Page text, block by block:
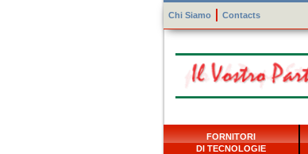
Chi Siamo Contacts
FORNITORI
DI TECNOLOGIE
Konica Minolta presenta
Specim RETEX